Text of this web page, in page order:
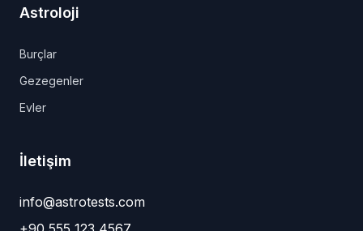
Astroloji
Burçlar
Gezegenler
Evler
İletişim
info@astrotests.com